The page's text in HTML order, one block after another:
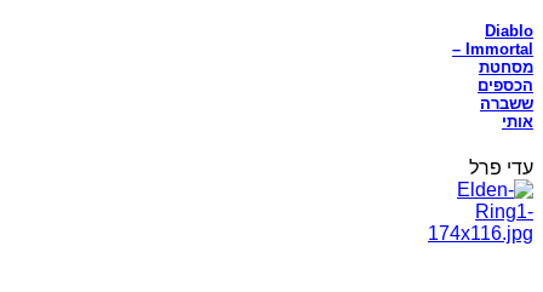
Diablo
Immortal –
מסחטת
הכספים
ששברה
אותי
עדי פרל